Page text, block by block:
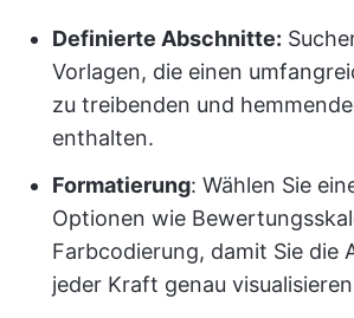
Definierte Abschnitte:
Vorlagen, die einen
zu treibenden und
enthalten.
Formatierung: Wählen Sie
Optionen wie
Farbcodierung, damit Sie die
jeder Kraft genau